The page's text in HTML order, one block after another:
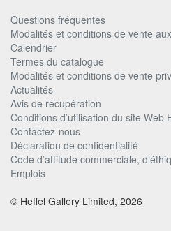
Questions fréquentes
Modalités et conditions de vente
Calendrier
Termes du catalogue
Modalités et conditions de vente
Actualités
Avis de récupération
Conditions d’utilisation du site Web
Contactez-nous
Déclaration de confidentialité
Code d’attitude commerciale,
Emplois
© Heffel Gallery Limited, 2026